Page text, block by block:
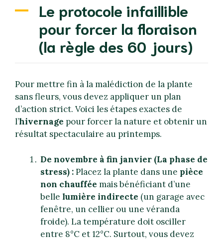
Le protocole infaillible
pour forcer la floraison
(la règle des 60 jours)
Pour mettre fin à la malédiction de la plante
sans fleurs, vous devez appliquer un plan
d’action strict. Voici les étapes exactes de
l’hivernage pour forcer la nature et obtenir un
résultat spectaculaire au printemps.
De novembre à fin janvier (La phase de
stress) :Placez la plante dans une pièce
non chauffée mais bénéficiant d’une
belle lumière indirecte (un garage avec
fenêtre, un cellier ou une véranda
froide). La température doit osciller
entre 8°C et 12°C. Surtout, vous devez